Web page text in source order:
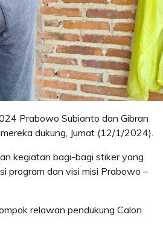
Prabowo Subianto dan Gibran
dukung, Jumat (12/1/2024).
kegiatan bagi-bagi stiker yang
program dan visi misi Prabowo –
relawan pendukung Calon